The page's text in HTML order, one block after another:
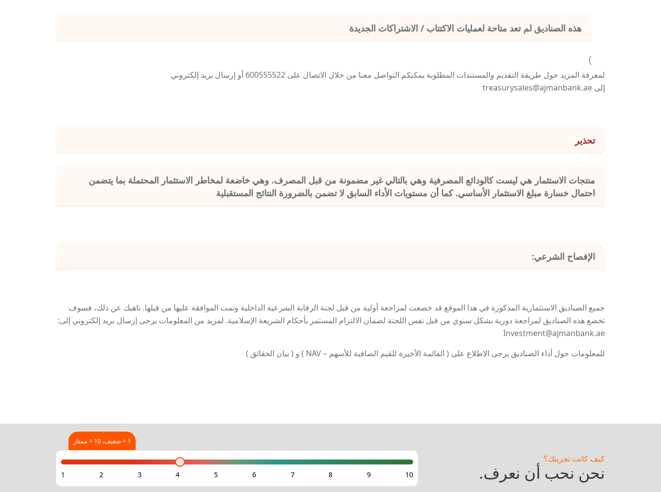
هذه الصناديق لم تعد متاحة لعمليات الاكتتاب / الاشتراكات الجديدة
)
لمعرفة المزيد حول طريقة التقديم والمستندات المطلوبة يمكنكم التواصل معنا من خلال الاتصال على 600555522 أو إرسال بريد إلكتروني
إلى treasurysales@ajmanbank.ae
تحذير
منتجات الاستثمار هي ليست كالودائع المصرفية وهي بالتالي غير مضمونة من قبل المصرف. وهي خاضعة لمخاطر الاستثمار المحتملة بما يتضمن
احتمال خسارة مبلغ الاستثمار الأساسي. كما أن مستويات الأداء السابق لا تضمن بالضرورة النتائج المستقبلية
الإفصاح الشرعي:
جميع الصناديق الاستثمارية المذكورة في هذا الموقع قد خضعت لمراجعة أولية من قبل لجنة الرقابة الشرعية الداخلية وتمت الموافقة عليها من قبلها. ناهيك عن ذلك، فسوف
تخضع هذه الصناديق لمراجعة دورية بشكل سنوي من قبل نفس اللجنة لضمان الالتزام المستمر بأحكام الشريعة الإسلامية. لمزيد من المعلومات يرجى إرسال بريد إلكتروني إلى:
Investment@ajmanbank.ae
للمعلومات حول أداء الصناديق يرجى الاطلاع على ( القائمة الأخيرة للقيم الصافية للأسهم – NAV ) و ( بيان الحقائق )
كيف كانت تجربتك؟
نحن نحب أن نعرف.
1 = ضعيف، 10 = ممتاز